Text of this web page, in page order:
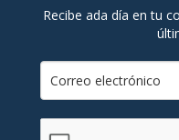
Recibe ada día en tu